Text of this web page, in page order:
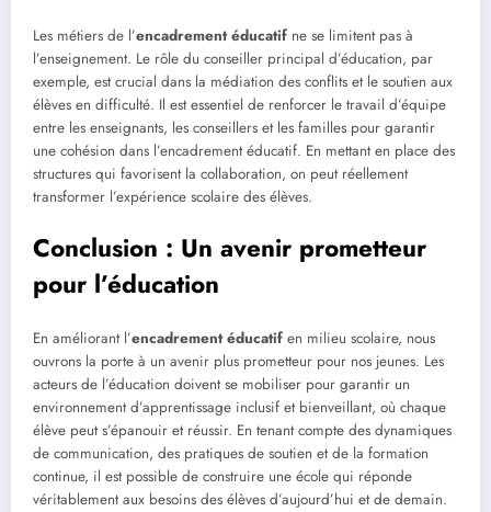
Les métiers de l’encadrement éducatif ne se limitent pas à
l’enseignement. Le rôle du conseiller principal d’éducation, par
exemple, est crucial dans la médiation des conflits et le soutien aux
élèves en difficulté. Il est essentiel de renforcer le travail d’équipe
entre les enseignants, les conseillers et les familles pour garantir
une cohésion dans l’encadrement éducatif. En mettant en place des
structures qui favorisent la collaboration, on peut réellement
transformer l’expérience scolaire des élèves.
Conclusion : Un avenir prometteur
pour l’éducation
En améliorant l’encadrement éducatif en milieu scolaire, nous
ouvrons la porte à un avenir plus prometteur pour nos jeunes. Les
acteurs de l’éducation doivent se mobiliser pour garantir un
environnement d’apprentissage inclusif et bienveillant, où chaque
élève peut s’épanouir et réussir. En tenant compte des dynamiques
de communication, des pratiques de soutien et de la formation
continue, il est possible de construire une école qui réponde
véritablement aux besoins des élèves d’aujourd’hui et de demain.